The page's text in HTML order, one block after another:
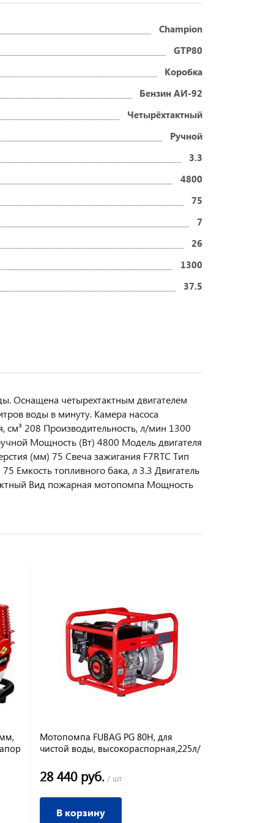
Champion
GTP80
Коробка
Бензин АИ-92
Четырёхтактный
Ручной
3.3
4800
75
7
26
1300
37.5
Оснащена четырехтактным двигателем
воды в минуту. Камера насоса
см³ 208 Производительность, л/мин 1300
Мощность (Вт) 4800 Модель двигателя
(мм) 75 Свеча зажигания F7RTC Тип
Емкость топливного бака, л 3.3 Двигатель
Вид пожарная мотопомпа Мощность
Мотопомпа FUBAG PG 80H, для
чистой воды, высокораспорная,225л/
28 440 руб. / шт
В корзину